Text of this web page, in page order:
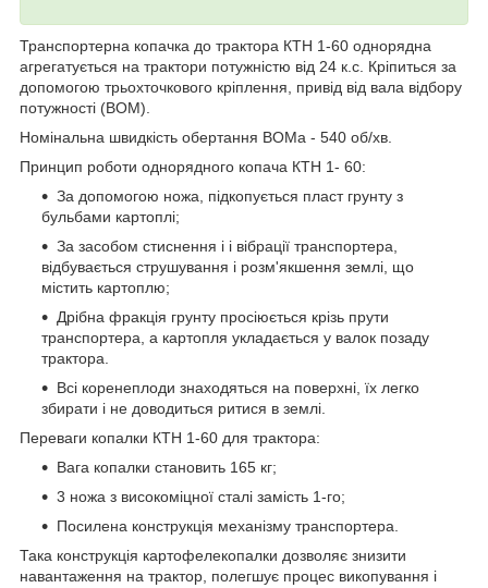
Транспортерна копачка до трактора КТН 1-60 однорядна
агрегатується на трактори потужністю від 24 к.с. Кріпиться за
допомогою трьохточкового кріплення, привід від вала відбору
потужності (ВОМ).
Номінальна швидкість обертання ВОМа - 540 об/хв.
Принцип роботи однорядного копача КТН 1- 60:
За допомогою ножа, підкопується пласт грунту з
бульбами картоплі;
За засобом стиснення і і вібрації транспортера,
відбувається струшування і розм'якшення землі, що
містить картоплю;
Дрібна фракція грунту просіюється крізь прути
транспортера, а картопля укладається у валок позаду
трактора.
Всі коренеплоди знаходяться на поверхні, їх легко
збирати і не доводиться ритися в землі.
Переваги копалки КТН 1-60 для трактора:
Вага копалки становить 165 кг;
3 ножа з високоміцної сталі замість 1-го;
Посилена конструкція механізму транспортера.
Така конструкція картофелекопалки дозволяє знизити
навантаження на трактор, полегшує процес викопування і